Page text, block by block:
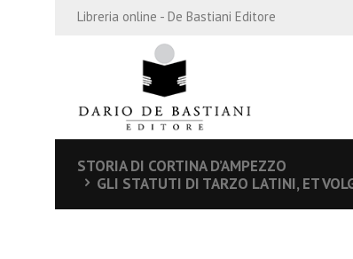
Libreria online - De Bastiani Editore
STORIA DI CORTINA D’AMPEZZO
GLI STATUTI DI TARZO LATINI, ET